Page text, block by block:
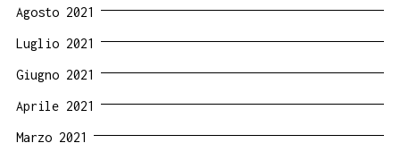
Agosto 2021
Luglio 2021
Giugno 2021
Aprile 2021
Marzo 2021